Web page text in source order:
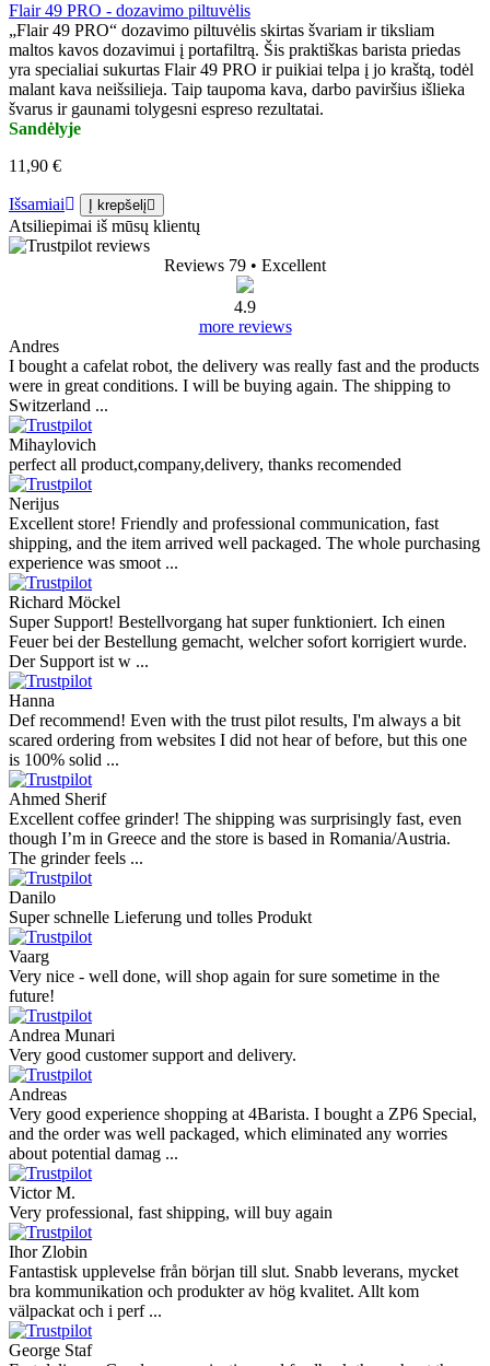
Flair 49 PRO - dozavimo piltuvėlis
„Flair 49 PRO“ dozavimo piltuvėlis skirtas švariam ir tiksliam
maltos kavos dozavimui į portafiltrą. Šis praktiškas barista priedas
yra specialiai sukurtas Flair 49 PRO ir puikiai telpa į jo kraštą, todėl
malant kava neišsilieja. Taip taupoma kava, darbo paviršius išlieka
švarus ir gaunami tolygesni espreso rezultatai.
Sandėlyje
11,90 €
Išsamiai Į krepšelį
Atsiliepimai iš mūsų klientų
Reviews 79 • Excellent
4.9
more reviews
Andres
I bought a cafelat robot, the delivery was really fast and the products
were in great conditions. I will be buying again. The shipping to
Switzerland ...
Mihaylovich
perfect all product,company,delivery, thanks recomended
Nerijus
Excellent store! Friendly and professional communication, fast
shipping, and the item arrived well packaged. The whole purchasing
experience was smoot ...
Richard Möckel
Super Support! Bestellvorgang hat super funktioniert. Ich einen
Feuer bei der Bestellung gemacht, welcher sofort korrigiert wurde.
Der Support ist w ...
Hanna
Def recommend! Even with the trust pilot results, I'm always a bit
scared ordering from websites I did not hear of before, but this one
is 100% solid ...
Ahmed Sherif
Excellent coffee grinder! The shipping was surprisingly fast, even
though I’m in Greece and the store is based in Romania/Austria.
The grinder feels ...
Danilo
Super schnelle Lieferung und tolles Produkt
Vaarg
Very nice - well done, will shop again for sure sometime in the
future!
Andrea Munari
Very good customer support and delivery.
Andreas
Very good experience shopping at 4Barista. I bought a ZP6 Special,
and the order was well packaged, which eliminated any worries
about potential damag ...
Victor M.
Very professional, fast shipping, will buy again
Ihor Zlobin
Fantastisk upplevelse från början till slut. Snabb leverans, mycket
bra kommunikation och produkter av hög kvalitet. Allt kom
välpackat och i perf ...
George Staf